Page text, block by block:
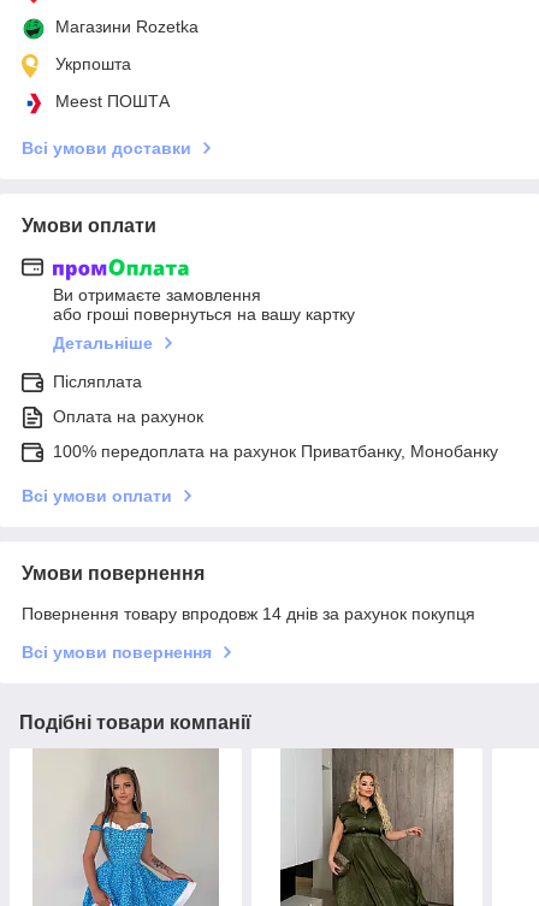
Магазини Rozetka
Укрпошта
Meest ПОШТА
Всі умови доставки
Умови оплати
Ви отримаєте замовлення
або гроші повернуться на вашу картку
Детальніше
Післяплата
Оплата на рахунок
100% передоплата на рахунок Приватбанку, Монобанку
Всі умови оплати
Умови повернення
Повернення товару впродовж 14 днів за рахунок покупця
Всі умови повернення
Подібні товари компанії